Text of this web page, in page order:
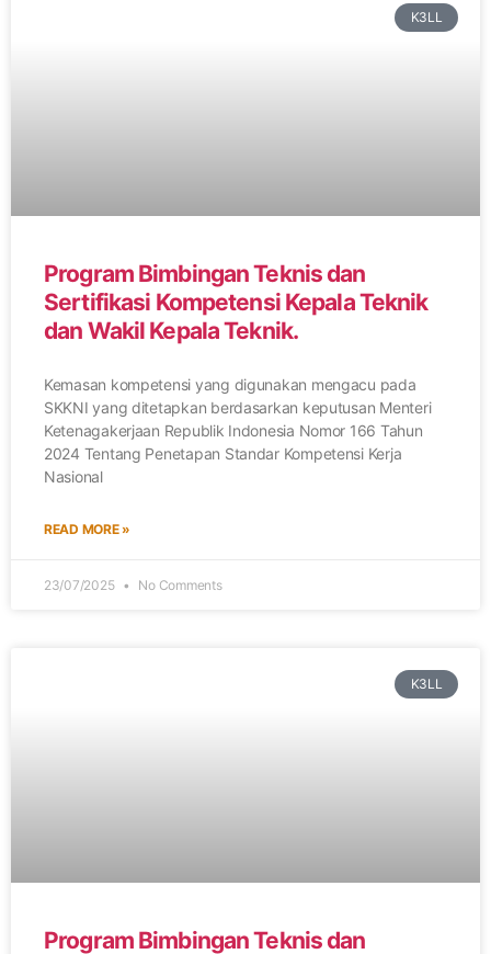
K3LL
Program Bimbingan Teknis dan
Sertifikasi Kompetensi Kepala Teknik
dan Wakil Kepala Teknik.
Kemasan kompetensi yang digunakan mengacu pada
SKKNI yang ditetapkan berdasarkan keputusan Menteri
Ketenagakerjaan Republik Indonesia Nomor 166 Tahun
2024 Tentang Penetapan Standar Kompetensi Kerja
Nasional
READ MORE »
23/07/2025 No Comments
K3LL
Program Bimbingan Teknis dan